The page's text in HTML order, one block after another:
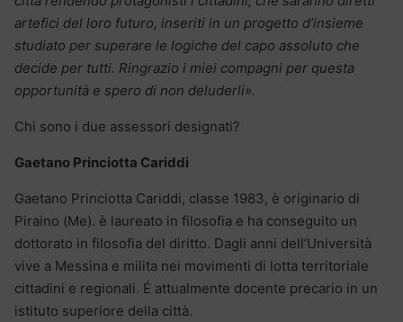
artefici del loro futuro, inseriti in un progetto d’insieme
studiato per superare le logiche del capo assoluto che
decide per tutti. Ringrazio i miei compagni per questa
opportunità e spero di non deluderli».
Chi sono i due assessori designati?
Gaetano Princiotta Cariddi
Gaetano Princiotta Cariddi, classe 1983, è originario di
Piraino (Me). è laureato in filosofia e ha conseguito un
dottorato in filosofia del diritto. Dagli anni dell’Università
vive a Messina e milita nei movimenti di lotta territoriale
cittadini e regionali. É attualmente docente precario in un
istituto superiore della città.